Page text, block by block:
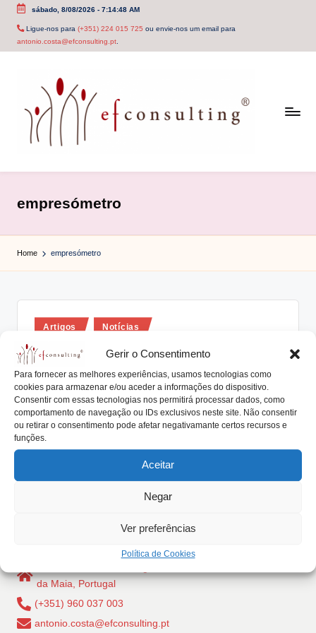
Gerir o Consentimento
Para fornecer as melhores experiências, usamos tecnologias como
cookies para armazenar e/ou aceder a informações do dispositivo.
Consentir com essas tecnologias nos permitirá processar dados, como
comportamento de navegação ou IDs exclusivos neste site. Não consentir
ou retirar o consentimento pode afetar negativamante certos recursos e
funções.
Aceitar
Negar
Ver preferências
Política de Cookies
Skip
sábado, 8/08/2026- 7:14:48 AM
Ligue-nos para (+351) 224 015 725 ou envie-nos um email para
antonio.costa@efconsulting.pt.
c
o
n
u
lt
i
n
g
.
p
empresómetro
Home empresómetro
Posted
Artigos Notícias
EMPRESÓMETRO de Empresas
Familiares
Posted
António Nogueira da Costa Janeiro 23, 2022
O Empresómetro de Empresas Familiares é um
questionário de diagnóstico simples de 5 temas
relevantes…
da Maia, Portugal
(+351) 960 037 003
antonio.costa@efconsulting.pt